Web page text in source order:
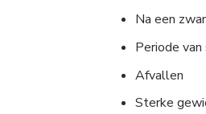
Na een
Periode
Afvallen
Sterke